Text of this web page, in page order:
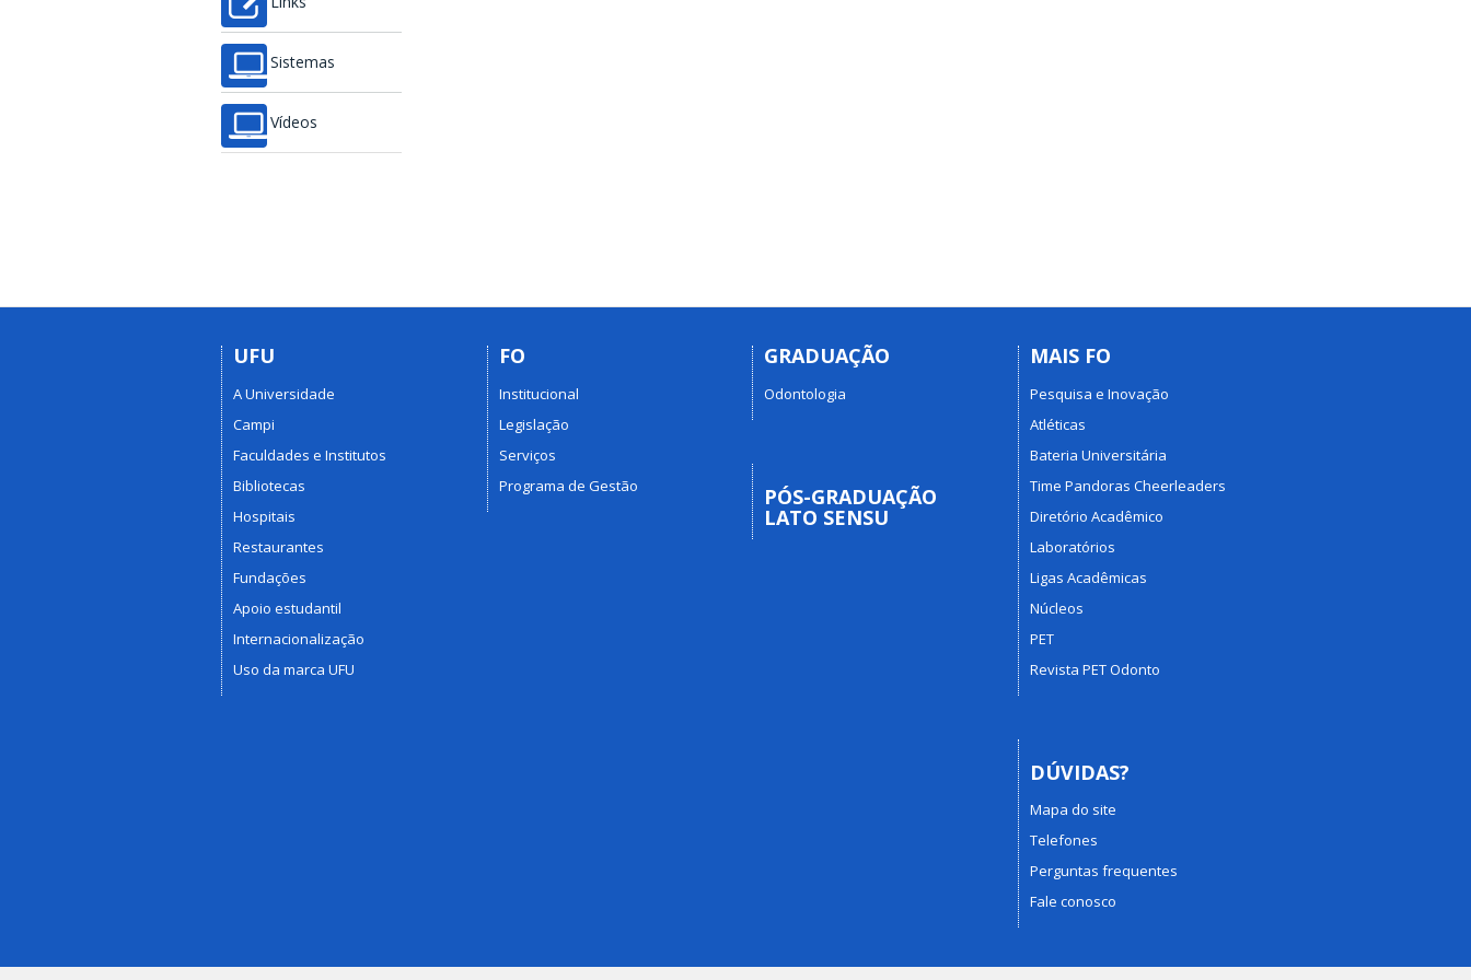
Sistemas
Vídeos
UFU
A Universidade
Campi
Faculdades e Institutos
Bibliotecas
Hospitais
Restaurantes
Fundações
Apoio estudantil
Internacionalização
Uso da marca UFU
FO
Institucional
Legislação
Serviços
Programa de Gestão
GRADUAÇÃO
Odontologia
PÓS-GRADUAÇÃO
LATO SENSU
MAIS FO
Pesquisa e Inovação
Atléticas
Bateria Universitária
Time Pandoras Cheerleaders
Diretório Acadêmico
Laboratórios
Ligas Acadêmicas
Núcleos
PET
Revista PET Odonto
DÚVIDAS?
Mapa do site
Telefones
Perguntas frequentes
Fale conosco